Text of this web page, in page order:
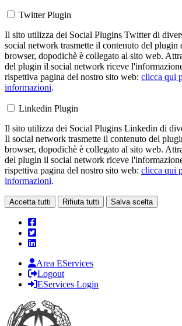
Twitter Plugin
Il sito utilizza dei Social Plugins Twitter di
social network trasmette il contenuto del plugin
browser, dopodichè è collegato al sito web.
del plugin il social network riceve
rispettiva pagina del nostro sito web: clicca qui
informazioni.
Linkedin Plugin
Il sito utilizza dei Social Plugins Linkedin di
Il social network trasmette il contenuto del
browser, dopodichè è collegato al sito web.
del plugin il social network riceve
rispettiva pagina del nostro sito web: clicca qui
informazioni.
Accetta tutti Rifiuta tutti Salva scelta
Area EServices
Logout
EServices Login